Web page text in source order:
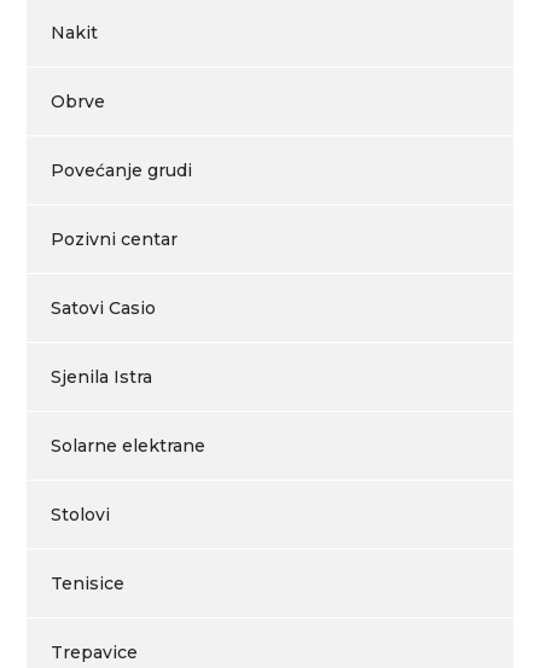
Nakit
Obrve
Povećanje grudi
Pozivni centar
Satovi Casio
Sjenila Istra
Solarne elektrane
Stolovi
Tenisice
Trepavice